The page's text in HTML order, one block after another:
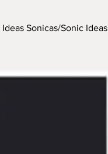
Ideas Sonicas/Sonic Ideas